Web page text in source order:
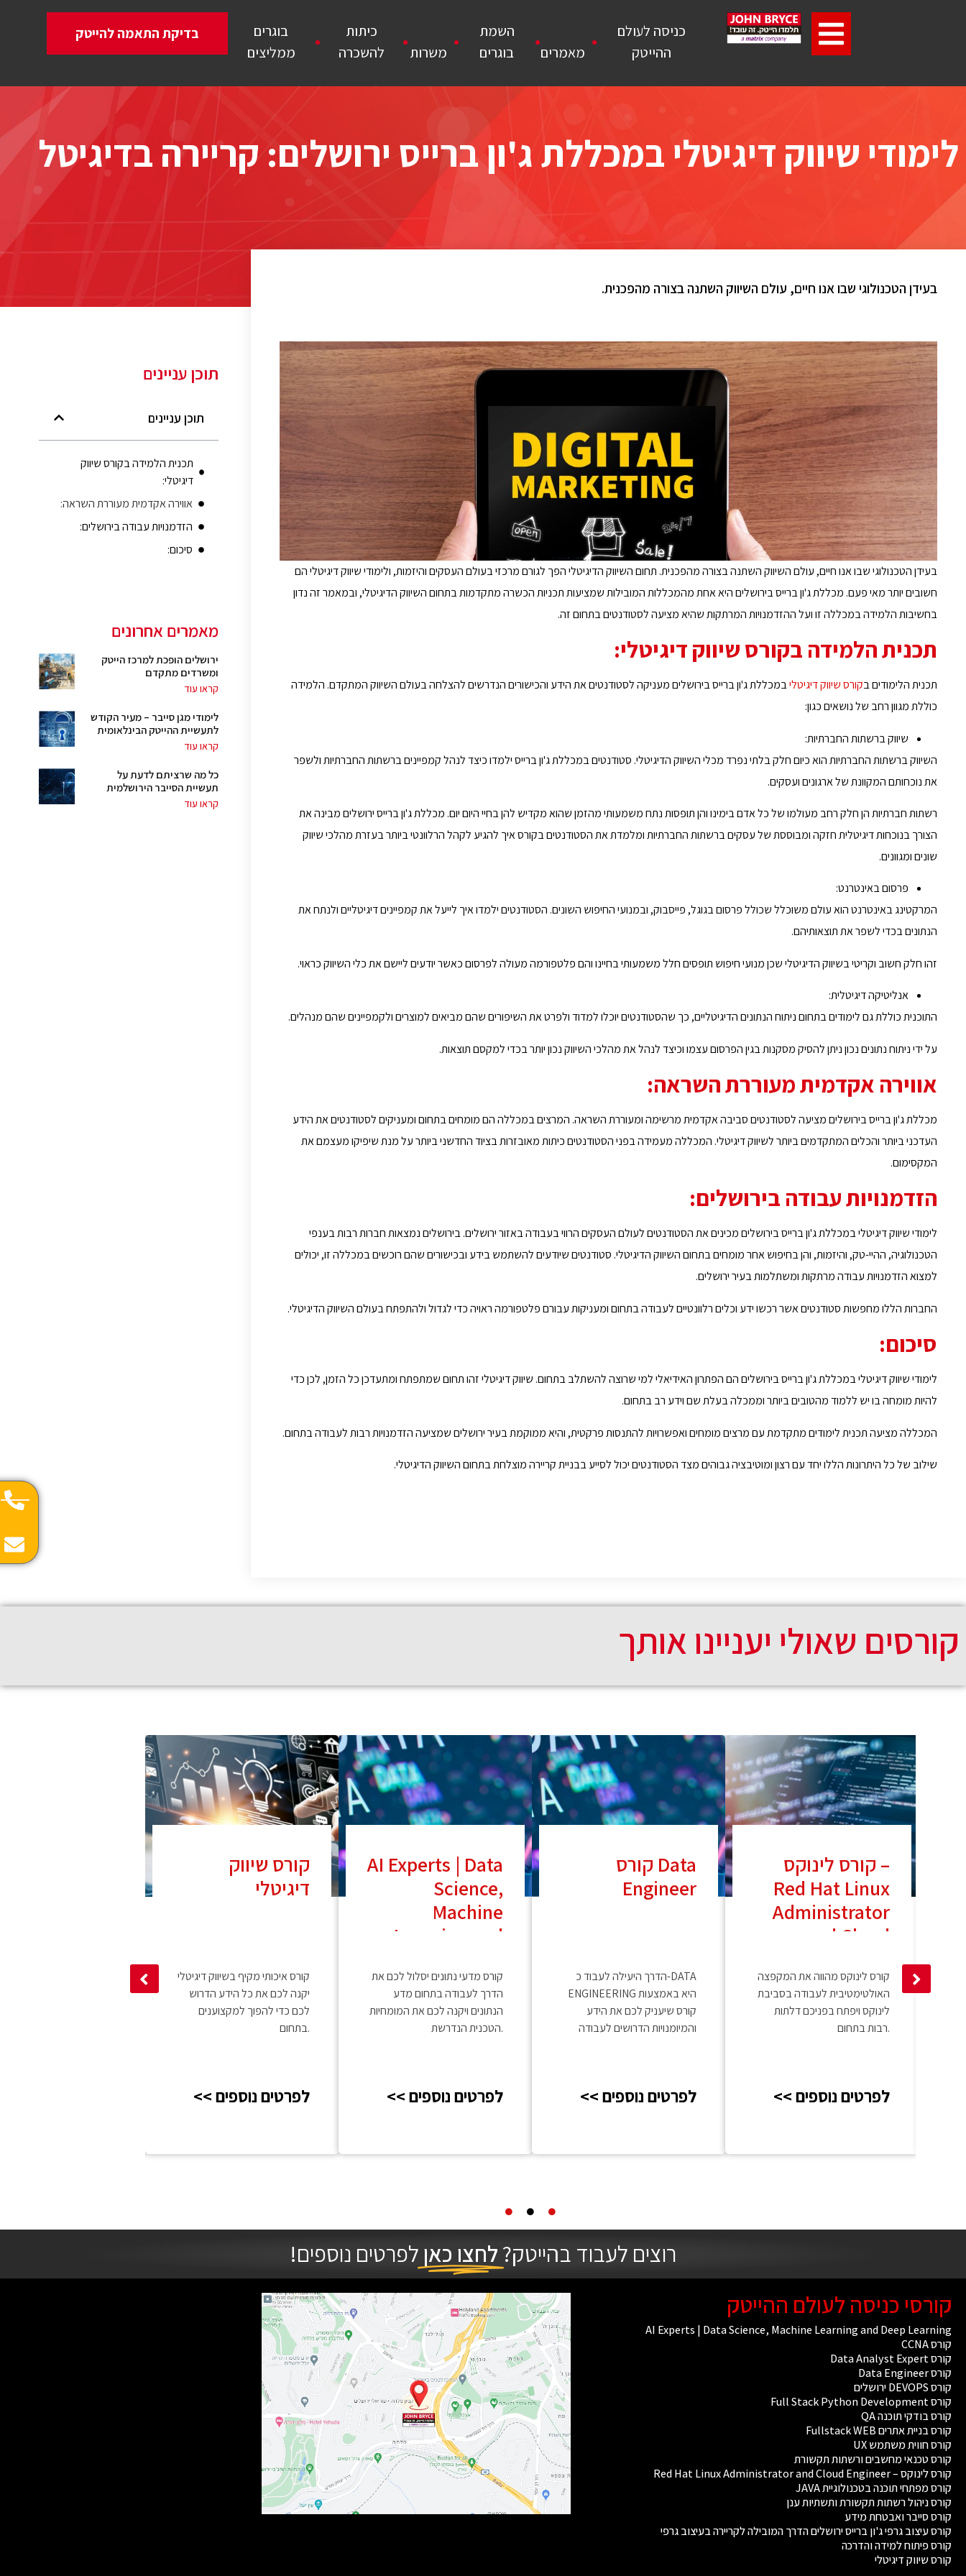
כניסה לעולם
ההייטק
מאמרים
השמת
בוגרים
משרות
כיתות
להשכרה
בוגרים
ממליצים
בדיקת התאמה להייטק
לימודי שיווק דיגיטלי במכללת ג'ון ברייס ירושלים: קריירה בדיגיטל
בעידן הטכנולוגי שבו אנו חיים, עולם השיווק השתנה בצורה מהפכנית.
בעידן הטכנולוגי שבו אנו חיים, עולם השיווק השתנה בצורה מהפכנית. תחום השיווק הדיגיטלי הפך לגורם מרכזי בעולם העסקים והיזמות, ולימודי שיווק דיגיטלי הם
חשובים יותר מאי פעם. מכללת ג'ון ברייס בירושלים היא אחת מהמכללות המובילות שמציעות תכניות הכשרה מתקדמות בתחום השיווק הדיגיטלי, ובמאמר זה נדון
בחשיבות הלמידה במכללה זו ועל ההזדמנויות המרתקות שהיא מציעה לסטודנטים בתחום זה.
תכנית הלמידה בקורס שיווק דיגיטלי:
תכנית הלימודים בקורס שיווק דיגיטליבמכללת ג'ון ברייס בירושלים מעניקה לסטודנטים את הידע והכישורים הנדרשים להצלחה בעולם השיווק המתקדם. הלמידה
כוללת מגוון רחב של נושאים כגון:
שיווק ברשתות החברתיות:
השיווק ברשתות החברתיות הוא כיום חלק בלתי נפרד מכלי השיווק הדיגיטלי. סטודנטים במכללת ג'ון ברייס ילמדו כיצד לנהל קמפיינים ברשתות החברתיות ולשפר
את נוכחותם המקוונת של ארגונים ועסקים.
רשתות חברתיות הן חלק רחב מעולמו של כל אדם בימינו והן תופסות נתח משמעותי מהזמן שהוא מקדיש להן בחיי היום יום. מכללת ג'ון ברייס ירושלים מבינה את
הצורך בנוכחות דיגיטלית חזקה ומבוססת של עסקים ברשתות החברתיות ומלמדת את הסטודנטים בקורס איך להגיע לקהל הרלוונטי ביותר בעזרת מהלכי שיווק
שונים ומגוונים.
פרסום באינטרנט:
המרקטינג באינטרנט הוא עולם משוכלל שכולל פרסום בגוגל, פייסבוק, ובמנועי החיפוש השונים. הסטודנטים ילמדו איך לייעל את קמפיינים דיגיטליים ולנתח את
הנתונים בכדי לשפר את תוצאותיהם.
זהו חלק חשוב וקריטי בשיווק הדיגיטלי שכן מנועי חיפוש תופסים חלל משמעותי בחיינו והם פלטפורמה מעולה לפרסום כאשר יודעים ליישם את כלי השיווק כראוי.
אנליטיקה דיגיטלית:
התוכנית כוללת גם לימודים בתחום ניתוח הנתונים הדיגיטליים, כך שהסטודנטים יוכלו למדוד ולפרט את השיפורים שהם מביאים למוצרים ולקמפיינים שהם מנהלים.
על ידי ניתוח נתונים נכון ניתן להסיק מסקנות בגין הפרסום עצמו וכיצד לנהל את מהלכי השיווק נכון יותר בכדי למקסם תוצאות.
אווירה אקדמית מעוררת השראה:
מכללת ג'ון ברייס בירושלים מציעה לסטודנטים סביבה אקדמית מרשימה ומעוררת השראה. המרצים במכללה הם מומחים בתחום ומעניקים לסטודנטים את הידע
העדכני ביותר והכלים המתקדמים ביותר לשיווק דיגיטלי. המכללה מעמידה בפני הסטודנטים כיתות מאובזרות בציוד החדשני ביותר על מנת שיפיקו מעצמם את
המקסימום.
הזדמנויות עבודה בירושלים:
לימודי שיווק דיגיטלי במכללת ג'ון ברייס בירושלים מכינים את הסטודנטים לעולם העסקים הרווי בעבודה באזור ירושלים. בירושלים נמצאות חברות רבות בענפי
הטכנולוגיה, ההיי-טק, והיזמות, והן בחיפוש אחר מומחים בתחום השיווק הדיגיטלי. סטודנטים שיודעים להשתמש בידע ובכישורים שהם רוכשים במכללה זו, יכולים
למצוא הזדמנויות עבודה מרתקות ומשתלמות בעיר ירושלים.
החברות הללו מחפשות סטודנטים אשר רכשו ידע וכלים רלוונטיים לעבודה בתחום ומעניקות עבורם פלטפורמה ראויה כדי לגדול ולהתפתח בעולם השיווק הדיגיטלי.
סיכום:
לימודי שיווק דיגיטלי במכללת ג'ון ברייס בירושלים הם הפתרון האידיאלי למי שרוצה להשתלב בתחום. שיווק דיגיטלי זהו תחום שמתפתח ומתעדכן כל הזמן, לכן כדי
להיות מומחה בו יש ללמוד מהטובים ביותר וממכלה בעלת שם וידע רב בתחום.
המכללה מציעה תכנית לימודים מתקדמת עם מרצים מומחים ואפשרויות להתנסות פרקטית, והיא ממוקמת בעיר ירושלים שמציעה הזדמנויות רבות לעבודה בתחום.
שילוב של כל היתרונות הללו יחד עם רצון ומוטיבציה גבוהים מצד הסטודנטים יכול לסייע בבניית קריירה מוצלחת בתחום השיווק הדיגיטלי.
תוכן עניינים
תוכן עניינים
תכנית הלמידה בקורס שיווק
דיגיטלי:
אווירה אקדמית מעוררת השראה:
הזדמנויות עבודה בירושלים:
סיכום:
מאמרים אחרונים
ירושלים הופכת למרכז הייטק
ומשרדים מתקדם
קראו עוד
לימודי מגן סייבר – מעיר הקודש
לתעשיית ההייטק הבינלאומית
קראו עוד
כל מה שרציתם לדעת על
תעשיית הסייבר הירושלמית
קראו עוד
קורסים שאולי יעניינו אותך
קורס שיווק
דיגיטלי
קורס איכותי מקיף בשיווק דיגיטלי
יקנה לכם את כל הידע הדרוש
לכם כדי להפוך למקצוענים
בתחום.
<< לפרטים נוספים
AI Experts | Data
Science,
Machine
Learning and
קורס מדעי נתונים יסלול לכם את
הדרך לעבודה בתחום מדע
הנתונים ויקנה לכם את המומחיות
הטכנית הנדרשת.
<< לפרטים נוספים
קורס Data
Engineer
הדרך היעילה לעבוד כ-DATA
ENGINEERING היא באמצעות
קורס שיעניק לכם את הידע
והמיומנויות הדרושים לעבודה
<< לפרטים נוספים
קורס לינוקס –
Red Hat Linux
Administrator
and Cloud
קורס לינוקס מהווה את המקפצה
האולטימטיבית לעבודה בסביבת
לינוקס ויפתח בפניכם דלתות
רבות בתחום.
<< לפרטים נוספים
רוצים לעבוד בהייטק?לחצו כאןלפרטים נוספים!
קורסי כניסה לעולם ההייטק
AI Experts | Data Science, Machine Learning and Deep Learning
קורס CCNA
קורס Data Analyst Expert
קורס Data Engineer
קורס DEVOPS ירושלים
קורס Full Stack Python Development
קורס בודקי תוכנה QA
קורס בניית אתרים Fullstack WEB
קורס חווית משתמש UX
קורס טכנאי מחשבים ורשתות תקשורת
קורס לינוקס – Red Hat Linux Administrator and Cloud Engineer
קורס מפתחי תוכנה בטכנולוגיית JAVA
קורס ניהול רשתות תקשורת ותשתיות ענן
קורס סייבר ואבטחת מידע
קורס עיצוב גרפי ג'ון ברייס ירושלים הדרך המובילה לקריירה בעיצוב גרפי
קורס פיתוח למידה והדרכה
קורס שיווק דיגיטלי